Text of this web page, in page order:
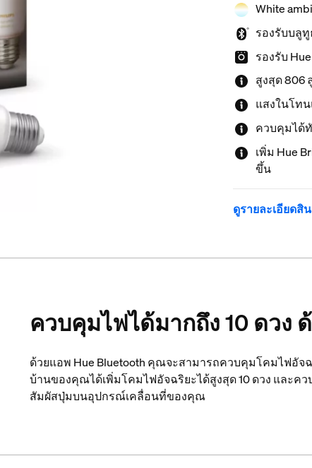
White
รองรับบลู
รองรับ
สูงสุด 806
แสงในโท
ควบคุมได้
เพิ่ม Hue
ขึ้น
ดูรายละเอียดสิ
ควบคุมไฟได้มากถึง 10 ดวง
ด้วยแอพ Hue Bluetooth คุณจะสามารถควบคุมโคมไฟอัจ
บ้านของคุณได้เพิ่มโคมไฟอัจฉริยะได้สูงสุด 10 ดวง และค
สัมผัสปุ่มบนอุปกรณ์เคลื่อนที่ของคุณ